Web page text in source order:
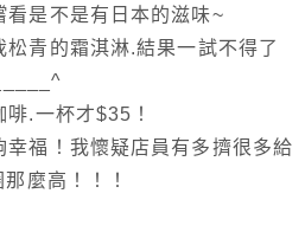
看是不是有日本的滋味~
青的霜淇淋.結果一試不得了
.一杯才$35！
幸福！我懷疑店員有多擠很多給
麼高！！！